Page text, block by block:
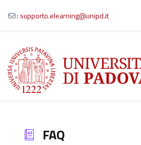
Vai al contenuto principale
: supporto.elearning@unipd.it
FAQ